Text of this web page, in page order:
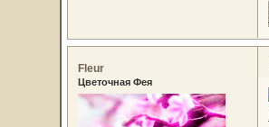
Fleur
Цветочная Фея